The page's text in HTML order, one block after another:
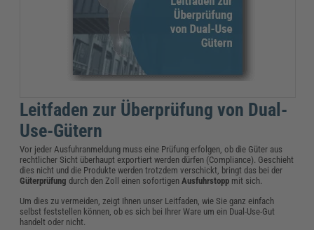
Leitfaden zur Überprüfung von Dual-
Use-Gütern
Vor jeder Ausfuhranmeldung muss eine Prüfung erfolgen, ob die Güter aus
rechtlicher Sicht überhaupt exportiert werden dürfen (Compliance). Geschieht
dies nicht und die Produkte werden trotzdem verschickt, bringt das bei der
Güterprüfung durch den Zoll einen sofortigenAusfuhrstopp mit sich.
Um dies zu vermeiden, zeigt Ihnen unser Leitfaden, wie Sie ganz einfach
selbst feststellen können, ob es sich bei Ihrer Ware um ein Dual-Use-Gut
handelt oder nicht.